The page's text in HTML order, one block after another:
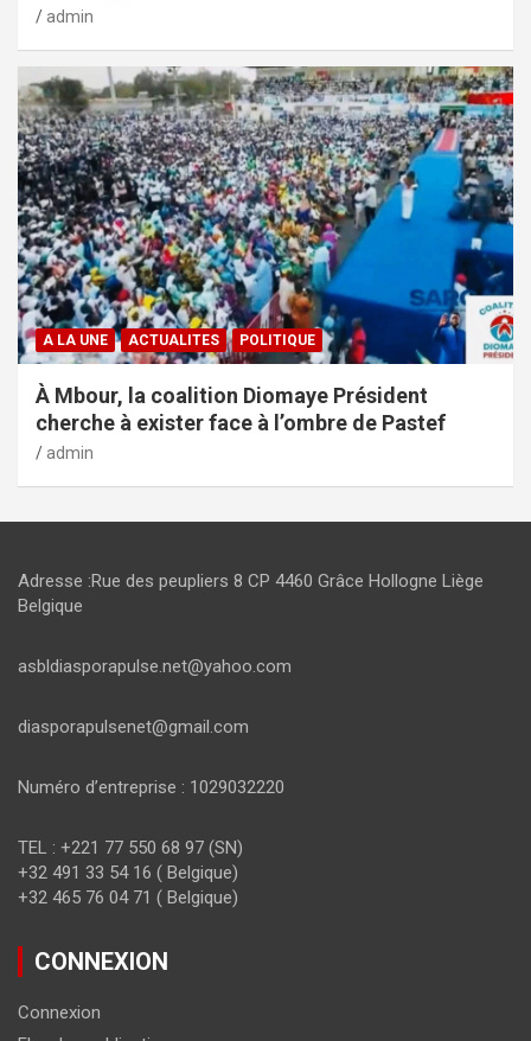
admin
A LA UNE ACTUALITES POLITIQUE
À Mbour, la coalition Diomaye Président
cherche à exister face à l’ombre de Pastef
admin
Adresse :Rue des peupliers 8 CP 4460 Grâce Hollogne Liège
Belgique
asbldiasporapulse.net@yahoo.com
diasporapulsenet@gmail.com
Numéro d’entreprise : 1029032220
TEL : +221 77 550 68 97 (SN)
+32 491 33 54 16 ( Belgique)
+32 465 76 04 71 ( Belgique)
CONNEXION
Connexion